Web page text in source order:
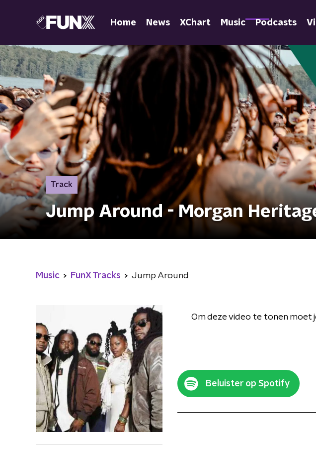
Home News XChart Music Podcasts
Track
Jump Around - Morgan
Music FunX Tracks Jump Around
Om deze video te tonen moet
Beluister op Spotify